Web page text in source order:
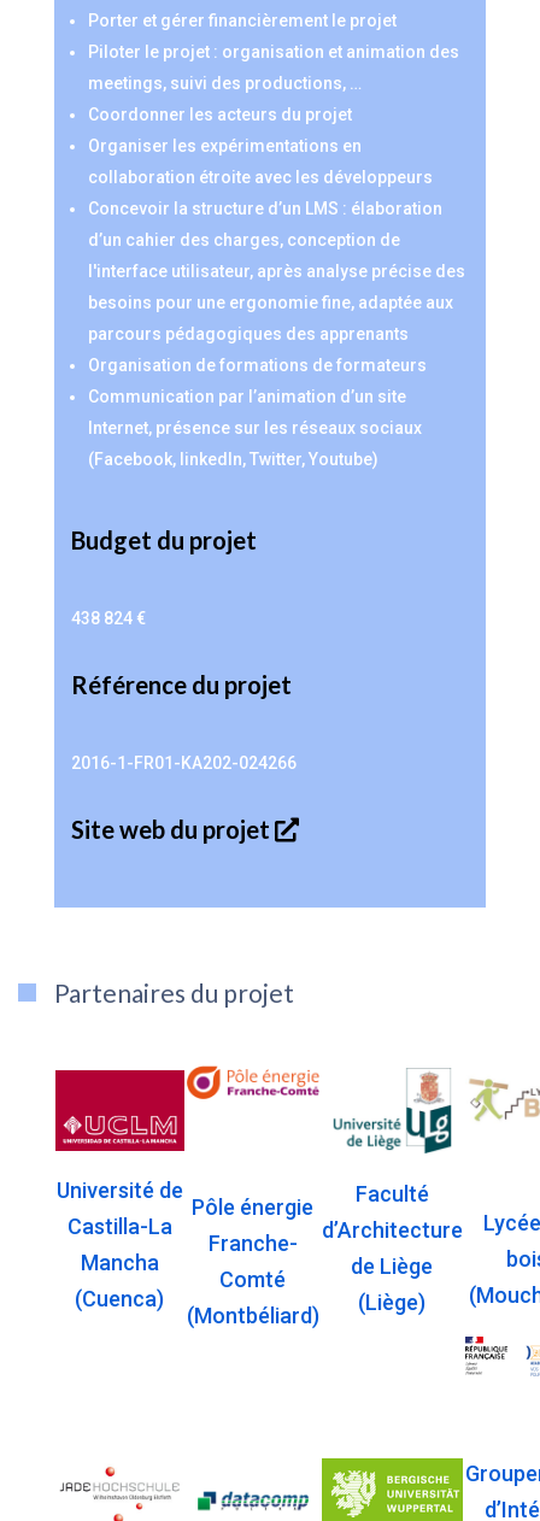
Porter et gérer financièrement le projet
Piloter le projet : organisation et animation des
meetings, suivi des productions, …
Coordonner les acteurs du projet
Organiser les expérimentations en
collaboration étroite avec les développeurs
Concevoir la structure d’un LMS : élaboration
d’un cahier des charges, conception de
l'interface utilisateur, après analyse précise des
besoins pour une ergonomie fine, adaptée aux
parcours pédagogiques des apprenants
Organisation de formations de formateurs
Communication par l’animation d’un site
Internet, présence sur les réseaux sociaux
(Facebook, linkedIn, Twitter, Youtube)
Budget du projet
438 824 €
Référence du projet
2016-1-FR01-KA202-024266
Site web du projet
Partenaires du projet
Université de
Castilla-La
Mancha
(Cuenca)
Pôle énergie
Franche-
Comté
(Montbéliard)
Faculté
d’Architecture
de Liège
(Liège)